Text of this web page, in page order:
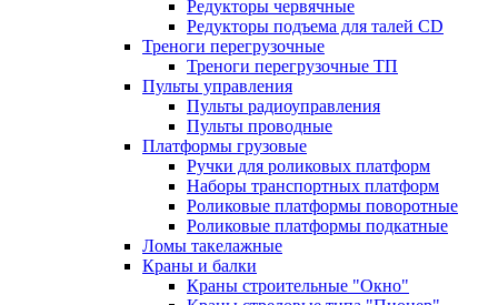
Редукторы червячные
Редукторы подъема для талей CD
Треноги перегрузочные
Треноги перегрузочные ТП
Пульты управления
Пульты радиоуправления
Пульты проводные
Платформы грузовые
Ручки для роликовых платформ
Наборы транспортных платформ
Роликовые платформы поворотные
Роликовые платформы подкатные
Ломы такелажные
Краны и балки
Краны строительные "Окно"